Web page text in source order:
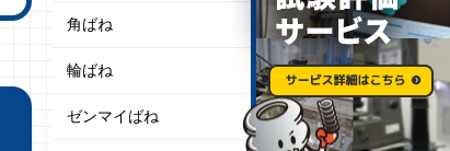
角ばね
輪ばね
ゼンマイばね